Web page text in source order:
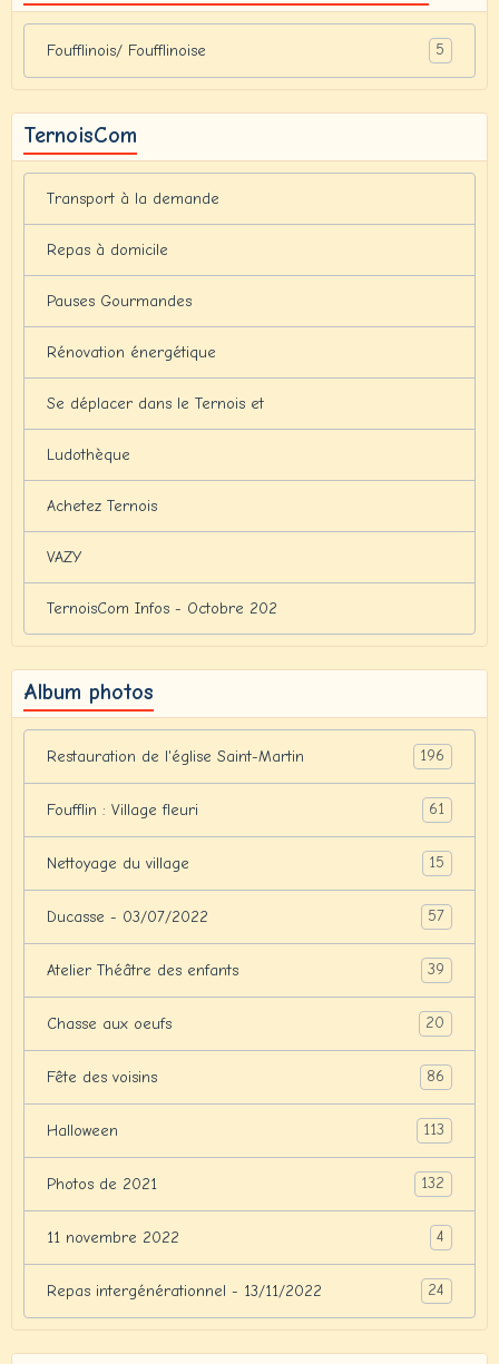
Foufflinois/ Foufflinoise 5
TernoisCom
Transport à la demande
Repas à domicile
Pauses Gourmandes
Rénovation énergétique
Se déplacer dans le Ternois et
Ludothèque
Achetez Ternois
VAZY
TernoisCom Infos - Octobre 202
Album photos
Restauration de l'église Saint-Martin 196
Foufflin : Village fleuri 61
Nettoyage du village 15
Ducasse - 03/07/2022 57
Atelier Théâtre des enfants 39
Chasse aux oeufs 20
Fête des voisins 86
Halloween 113
Photos de 2021 132
11 novembre 2022 4
Repas intergénérationnel - 13/11/2022 24